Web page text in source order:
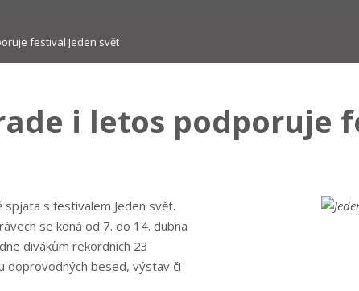
festival Jeden svět
i letos podporuje
spjata s festivalem Jeden svět.
se koná od 7. do 14. dubna
divákům rekordních 23
doprovodných besed, výstav či